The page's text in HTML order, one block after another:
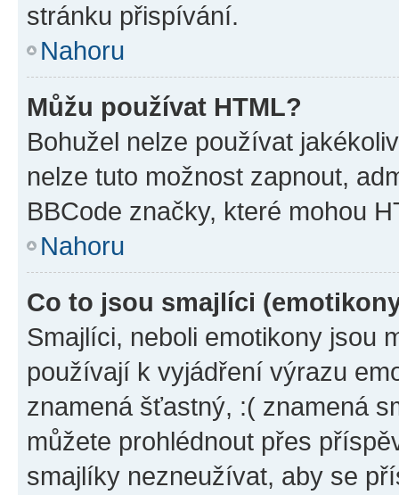
stránku přispívání.
Nahoru
Můžu používat HTML?
Bohužel nelze používat
nelze tuto možnost zapnout,
BBCode značky, které mohou
Nahoru
Co to jsou smajlíci
Smajlíci, neboli emotikony jsou
používají k vyjádření výrazu
znamená šťastný, :( znamená
můžete prohlédnout přes
smajlíky nezneužívat, aby se